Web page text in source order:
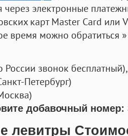
электронные
карт Master Card или
время можно обратиться
России звонок бесплатный),
Петербург)
добавочный номер:
левитры